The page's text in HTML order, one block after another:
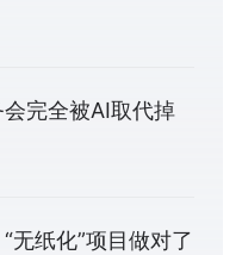
完全被AI取代掉
无纸化”项目做对了